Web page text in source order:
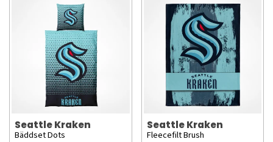
Seattle Kraken
Bäddset Dots
Seattle Kraken
Fleecefilt Brush